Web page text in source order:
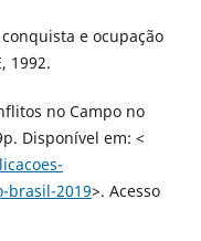
conquista e ocupação
1992.
no Campo no
Disponível em: <
brasil-2019>. Acesso